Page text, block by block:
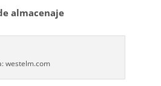
almacenaje
westelm.com